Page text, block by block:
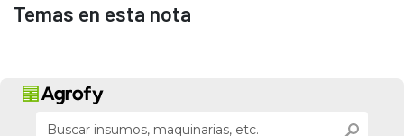
Temas en esta nota